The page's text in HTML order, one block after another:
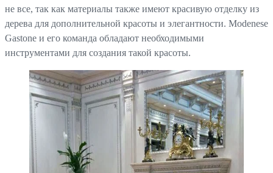
не все, так как материалы также имеют красивую отделку из
дерева для дополнительной красоты и элегантности. Modenese
Gastone и его команда обладают необходимыми
инструментами для создания такой красоты.